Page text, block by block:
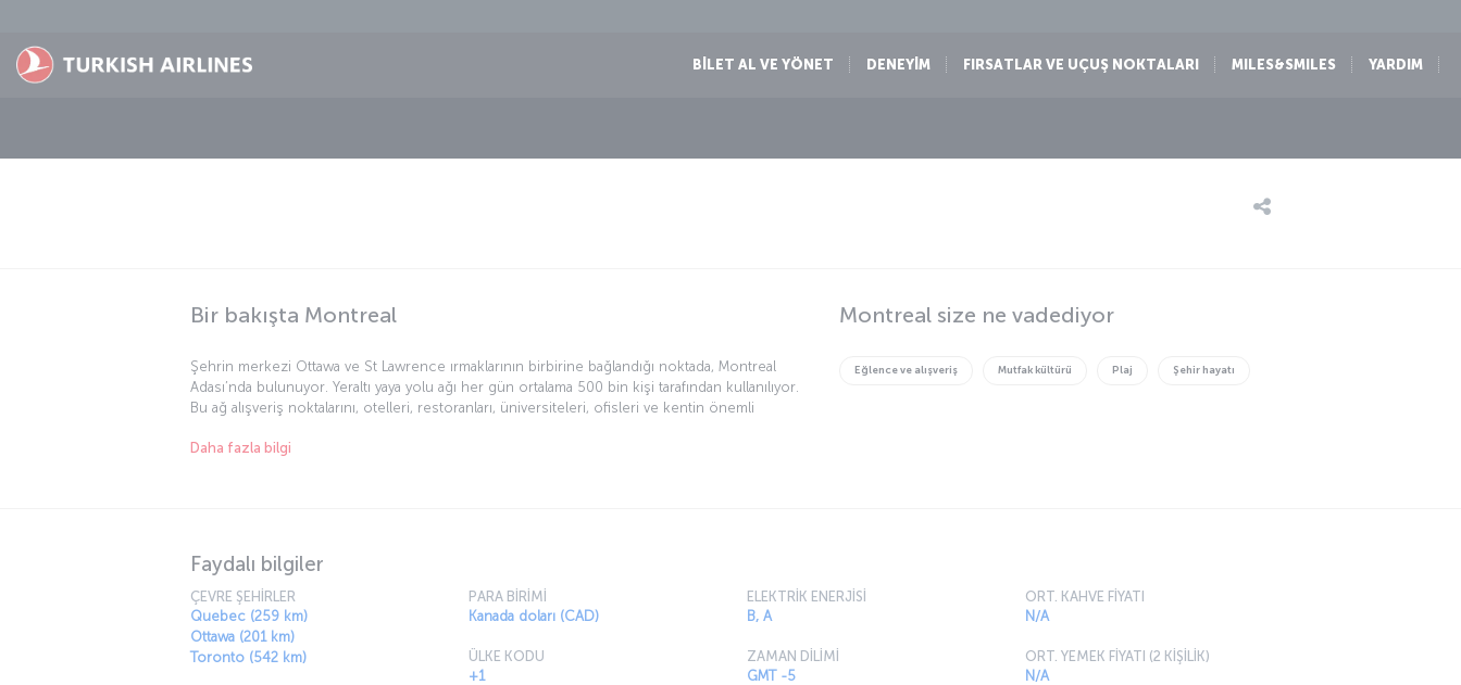
BİLET AL VE YÖNET DENEYİM FIRSATLAR VE UÇUŞ NOKTALARI MILES&SMILES YARDIM
Bir bakışta Montreal
Şehrin merkezi Ottawa ve St Lawrence ırmaklarının birbirine bağlandığı noktada, Montreal
Adası’nda bulunuyor. Yeraltı yaya yolu ağı her gün ortalama 500 bin kişi tarafından kullanılıyor.
Bu ağ alışveriş noktalarını, otelleri, restoranları, üniversiteleri, ofisleri ve kentin önemli
St Lawrence denizyolu üzerinde önemli bir liman kenti olduğunu da ekleyelim. Her yaştan
Daha fazla bilgi
Montreal size ne vadediyor
Eğlence ve alışveriş Mutfak kültürü Plaj Şehir hayatı
Faydalı bilgiler
ÇEVRE ŞEHİRLER
Quebec (259 km)
Ottawa (201 km)
Toronto (542 km)
PARA BİRİMİ
Kanada doları (CAD)
ÜLKE KODU
+1
ELEKTRİK ENERJİSİ
B, A
ZAMAN DİLİMİ
GMT -5
ORT. KAHVE FİYATI
N/A
ORT. YEMEK FİYATI (2 KİŞİLİK)
N/A